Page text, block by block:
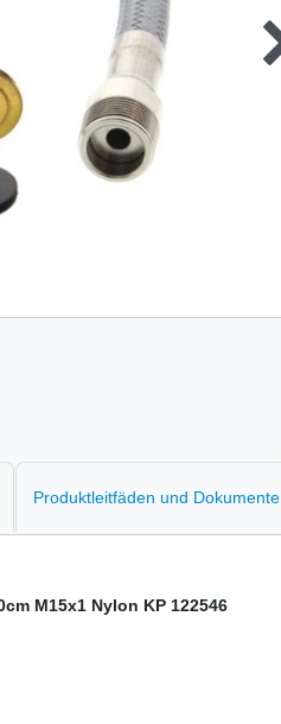
Produktleitfäden und Dokumente
M15x1 Nylon KP 122546